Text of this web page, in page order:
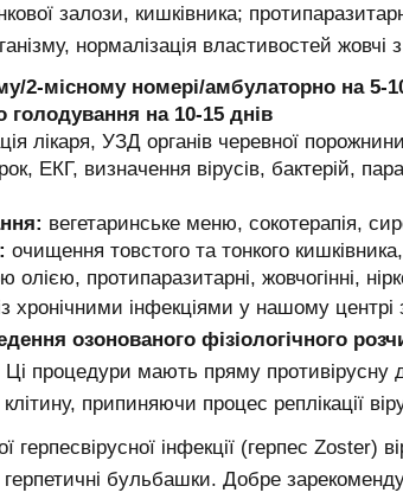
залози, кишківника;
нормалізація властивостей
2-місному номері/амбулаторно на 5-
голодування на 10-15 днів
лікаря, УЗД органів черевної
ЕКГ, визначення вірусів, бактерій,
вегетаринське меню, сокотерапія,
очищення товстого та тонкого
олією, протипаразитарні, жовчогінні,
із хронічними інфекціями у нашому центрі
озонованого фізіологічного
Ці процедури мають пряму противірусну
припиняючи процес реплікації
герпесвірусної інфекції (герпес Zoster)
герпетичні бульбашки. Добре